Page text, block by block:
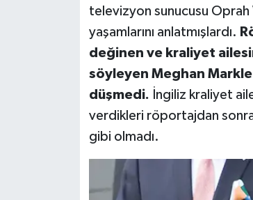
televizyon sunucusu
yaşamlarını anlatmışlardı.
değinen ve kraliyet
söyleyen Meghan
düşmedi. İngiliz kraliyet
verdikleri röportajdan sonra
gibi olmadı.